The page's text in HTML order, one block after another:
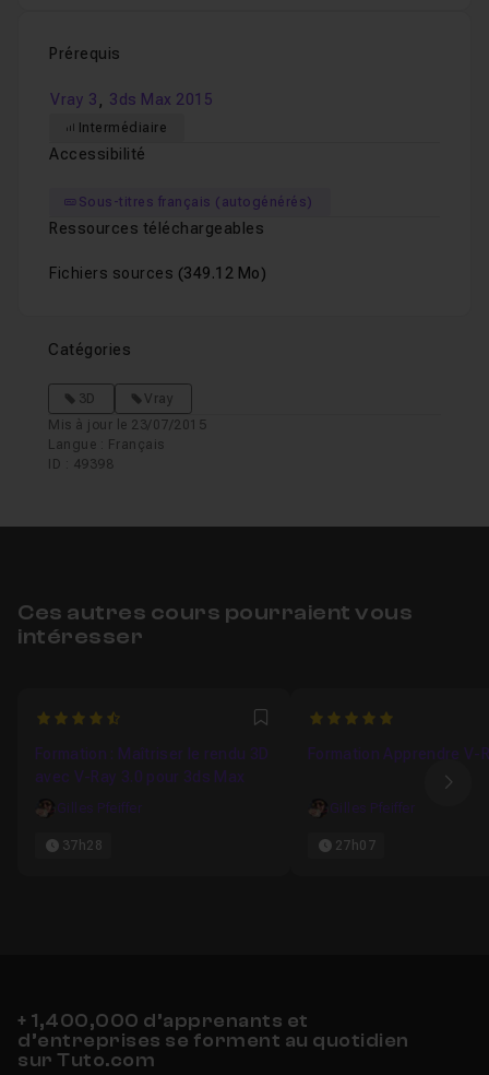
Prérequis
Vray 3 , 3ds Max 2015
Intermédiaire
Accessibilité
Sous-titres français (autogénérés)
Ressources téléchargeables
Fichiers sources (349.12 Mo)
Catégories
3D
Vray
Mis à jour le 23/07/2015
Langue : Français
ID : 49398
Ces autres cours pourraient vous
intéresser
4.8846153846154 Favori
Formation : Maîtriser le rendu 3D
avec V-Ray 3.0 pour 3ds Max
Gilles Pfeiffer
37h28
5
Formation Apprendre V-
Gilles Pfeiffer
27h07
+ 1,400,000 d’apprenants et
d’entreprises se forment au quotidien
sur Tuto.com